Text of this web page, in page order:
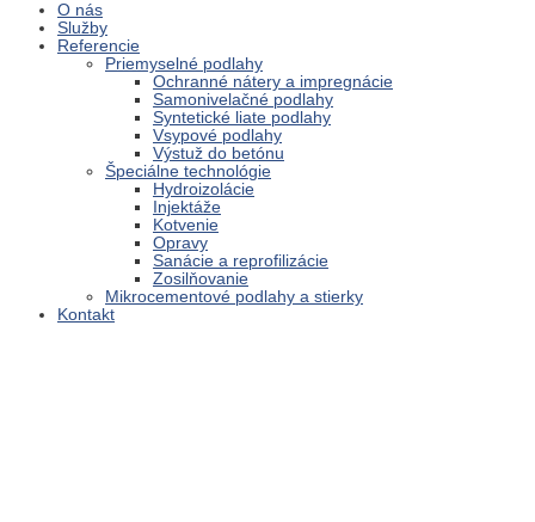
O nás
Služby
Referencie
Priemyselné podlahy
Ochranné nátery a impregnácie
Samonivelačné podlahy
Syntetické liate podlahy
Vsypové podlahy
Výstuž do betónu
Špeciálne technológie
Hydroizolácie
Injektáže
Kotvenie
Opravy
Sanácie a reprofilizácie
Zosilňovanie
Mikrocementové podlahy a stierky
Kontakt